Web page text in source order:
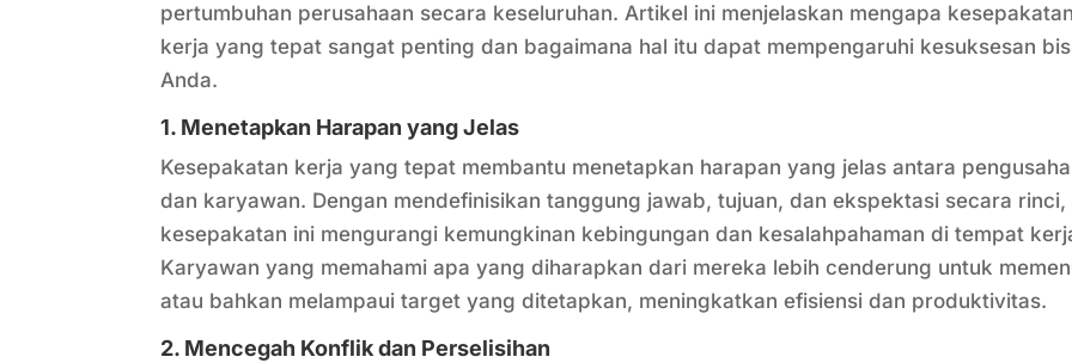
pertumbuhan perusahaan secara keseluruhan. Artikel ini menjelaskan mengapa kesepakatan
kerja yang tepat sangat penting dan bagaimana hal itu dapat mempengaruhi kesuksesan
Anda.
1. Menetapkan Harapan yang Jelas
Kesepakatan kerja yang tepat membantu menetapkan harapan yang jelas antara pengusaha
dan karyawan. Dengan mendefinisikan tanggung jawab, tujuan, dan ekspektasi secara rinci,
kesepakatan ini mengurangi kemungkinan kebingungan dan kesalahpahaman di tempat
Karyawan yang memahami apa yang diharapkan dari mereka lebih cenderung untuk
atau bahkan melampaui target yang ditetapkan, meningkatkan efisiensi dan produktivitas.
2. Mencegah Konflik dan Perselisihan